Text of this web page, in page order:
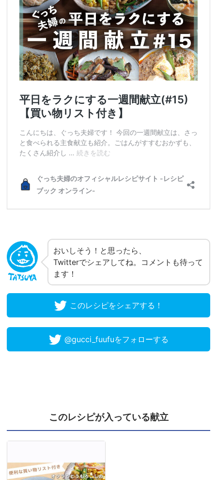
おいしそう！と思ったら、
Twitterでシェアしてね。コメントも待って
ます！
このレシピをシェアする！
@gucci_fuufuをフォローする
このレシピが入っている献立